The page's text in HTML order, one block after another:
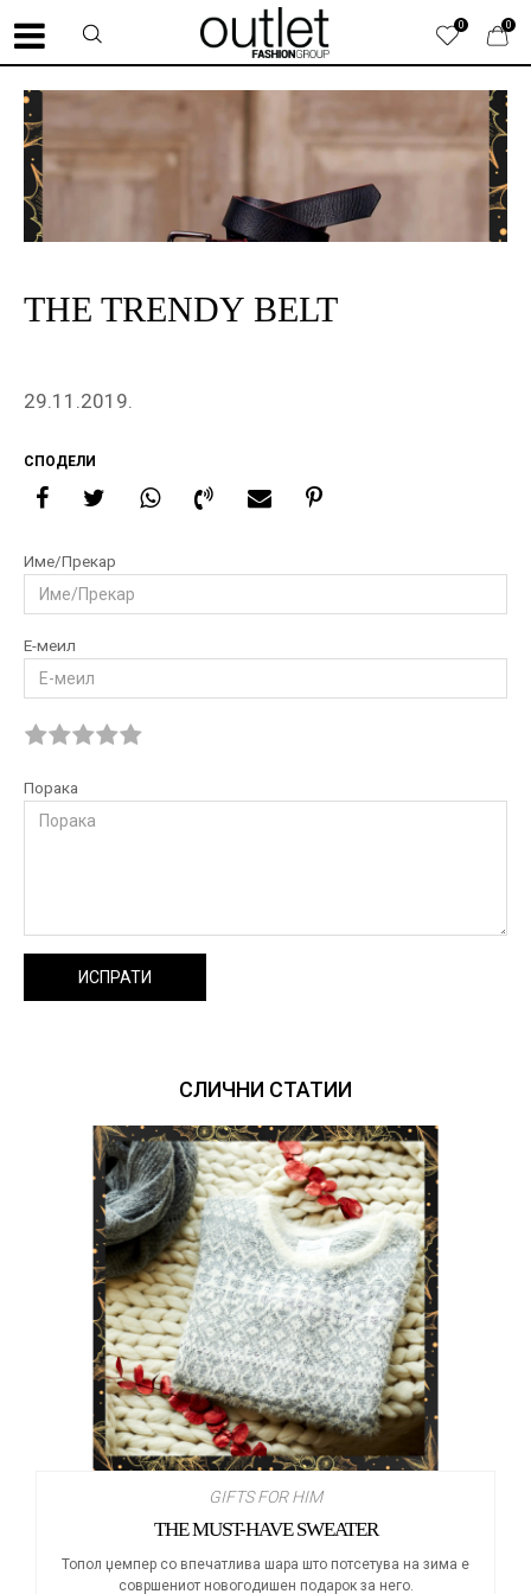
0
0
THE TRENDY BELT
29.11.2019.
СПОДЕЛИ
Име/Прекар
Е-меил
Порака
ИСПРАТИ
СЛИЧНИ СТАТИИ
GIFTS FOR HIM
THE MUST-HAVE SWEATER
Топол џемпер со впечатлива шара што потсетува на зима е
совршениот новогодишен подарок за него.